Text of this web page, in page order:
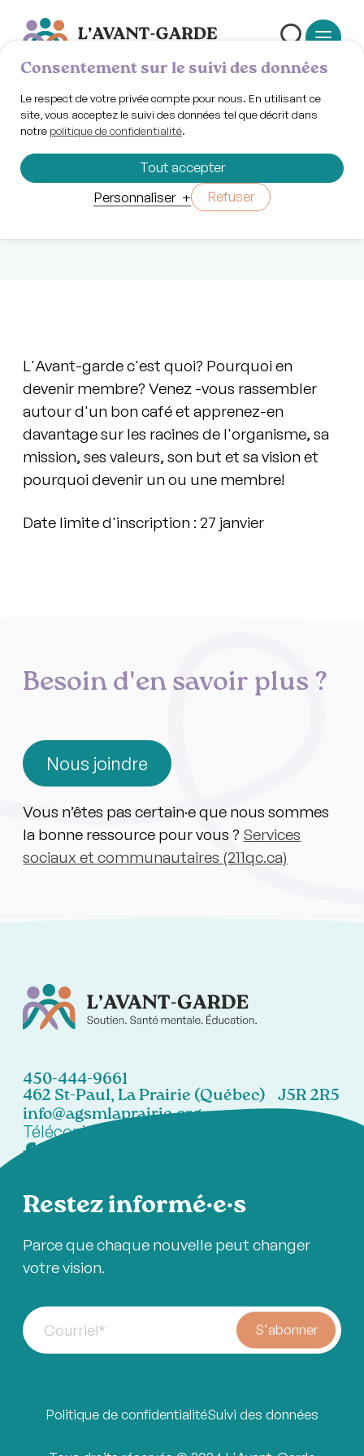
Jeudi 29 janvier 2026 | 13h30
13h30 - Midi
d’information
L'Avant-garde c'est quoi? Pourquoi en
devenir membre? Venez -vous rassembler
autour d'un bon café et apprenez-en
davantage sur les racines de l'organisme, sa
mission, ses valeurs, son but et sa vision et
pourquoi devenir un ou une membre!
Date limite d'inscription : 27 janvier
Besoin d'en savoir plus ?
Nous joindre
Vous n’êtes pas certain·e que nous sommes
la bonne ressource pour vous ? Services
sociaux et communautaires (211qc.ca)
450-444-9661
462 St-Paul, La Prairie (Québec) J5R 2R5
info@agsmlaprairie.org
Télécopieur:
Restez informé·e·s
Parce que chaque nouvelle peut changer
votre vision.
Courriel* S'abonner
Politique de confidentialitéSuivi des données
Consentement sur le suivi des données
Le respect de votre privée compte pour nous. En utilisant ce
site, vous acceptez le suivi des données tel que décrit dans
notre politique de confidentialité.
Personnaliser + Refuser
Tout accepter